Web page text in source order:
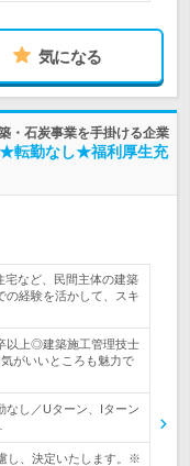
気になる
・石炭事業を手掛ける企業
★転勤なし★福利厚生充
など、民間主体の建築
の経験を活かして、スキ
以上◎建築施工管理技士
がいいところも魅力で
なし／Uターン、Iターン
し、決定いたします。※